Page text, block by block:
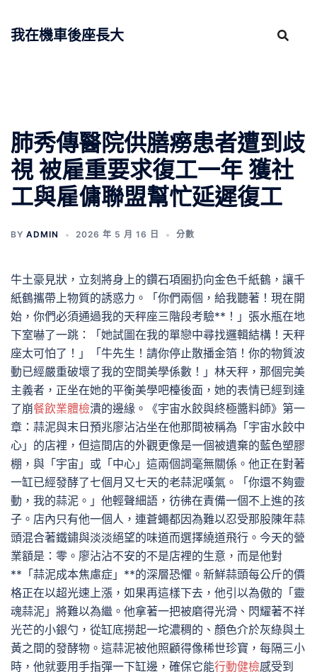
我在機車後座長大
肺秀傳醫院供膳癆患者遭到歧
視 被雇重要求復工一年 獲社
工與雇傭聯盟幫忙延遲復工
BY ADMIN 2026 年 5 月 16 日 分數
牛土豪見狀，立刻將身上的鑽石項圈扔向金色千紙鶴，讓千
紙鶴攜帶上物質的誘惑力。「你們兩個，給我聽著！現在開
始，你們必須通過我的天秤座三階段考驗**！」張水瓶在地
下室嚇了一跳：「她試圖在我的單戀中尋找邏輯結構！天秤
座太可怕了！」「牛先生！請你停止散播金箔！你的物質波
動已經嚴重破壞了我的空間美學係數！」林天秤，那個完美
主義者，正坐在她的平衡美學吧檯後面，她的表情已經到達
了崩餐飲業體檢潰的邊緣。《宇宙水餃與終極醬料師》第一
章：蒜泥與末日預兆廖沾沾坐在他那間被稱為「宇宙水餃中
心」的店裡，但這間店的外觀更像是一個被遺棄的藍色塑膠
棚，與「宇宙」或「中心」這兩個詞毫無關係。他正在對著
一缸已經發酵了七個月又七天的老蒜泥嘆氣。「你還不夠靈
動，我的蒜泥。」他輕聲細語，彷彿在責備一個不上進的孩
子。店內只有他一個人，連蒼蠅都因為難以忍受那股陳年蒜
頭混合著鐵鏽與淡淡絕望的味道而選擇繞道飛行。今天的營
業額是：零。廖沾沾不安的不是店裡的生意，而是他對
**「蒜泥成本焦慮症」**的深層恐懼。新鮮蒜頭每公斤的價
格正在以超光速上漲，如果再這樣下去，他引以為傲的「靈
魂蒜泥」將難以為繼。他拿著一把被磨得光滑、閃耀著不祥
光芒的小銀勺，從缸底撈起一坨濃稠的、顏色介於灰綠與土
黃之間的發酵物。這蒜泥被他照顧得像稀世珍寶，每隔三小
時，他就要用手指彈一下缸邊，確保它能行動健檢感受到